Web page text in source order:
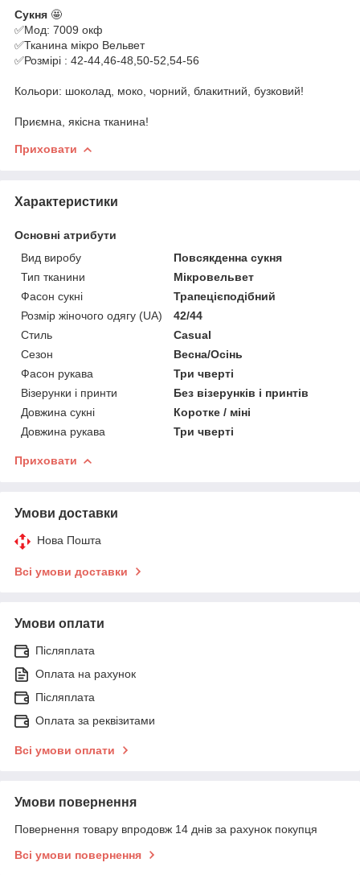
Сукня 🤩
✅Мод: 7009 окф
✅Тканина мікро Вельвет
✅Розмірі : 42-44,46-48,50-52,54-56
Кольори: шоколад, моко, чорний, блакитний, бузковий!
Приємна, якісна тканина!
Приховати
Характеристики
Основні атрибути
Вид виробу
Повсякденна сукня
Тип тканини
Мікровельвет
Фасон сукні
Трапецієподібний
Розмір жіночого одягу (UA)
42/44
Стиль
Casual
Сезон
Весна/Осінь
Фасон рукава
Три чверті
Візерунки і принти
Без візерунків і принтів
Довжина сукні
Коротке / міні
Довжина рукава
Три чверті
Приховати
Умови доставки
Нова Пошта
Всі умови доставки
Умови оплати
Післяплата
Оплата на рахунок
Післяплата
Оплата за реквізитами
Всі умови оплати
Умови повернення
Повернення товару впродовж 14 днів за рахунок покупця
Всі умови повернення